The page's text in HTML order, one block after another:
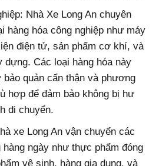
Nhà Xe Long An chuyên
hàng hóa công nghiệp như máy
điện tử, sản phẩm cơ khí, và
dựng. Các loại hàng hóa này
quản cẩn thận và phương
hợp để đảm bảo không bị hư
di chuyển.
xe Long An vận chuyển các
hàng ngày như thực phẩm đóng
vệ sinh, hàng gia dụng, và